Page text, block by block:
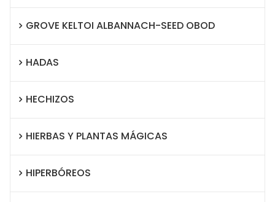
GROVE KELTOI ALBANNACH-SEED OBOD
HADAS
HECHIZOS
HIERBAS Y PLANTAS MÁGICAS
HIPERBÓREOS